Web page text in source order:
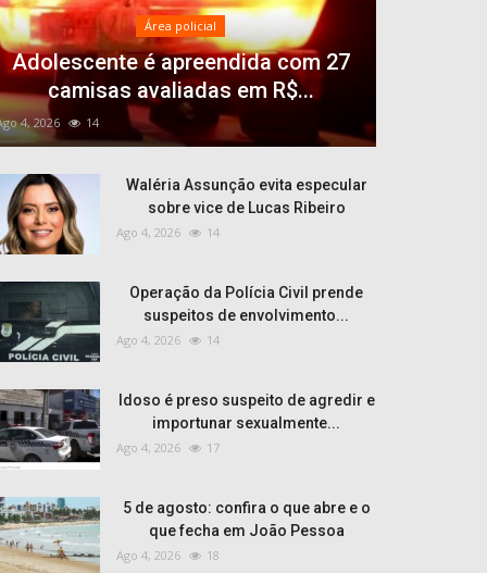
Área policial
Adolescente é apreendida com 27
camisas avaliadas em R$...
4, 2026 14
Waléria Assunção evita especular
sobre vice de Lucas Ribeiro
Ago 4, 2026 14
Operação da Polícia Civil prende
suspeitos de envolvimento...
Ago 4, 2026 14
Idoso é preso suspeito de agredir e
importunar sexualmente...
Ago 4, 2026 17
5 de agosto: confira o que abre e o
que fecha em João Pessoa
Ago 4, 2026 18